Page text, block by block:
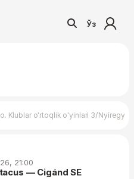
Ўз
Klublar o'rtoqlik o'yinlari 3/
21:00
— Cigánd SE